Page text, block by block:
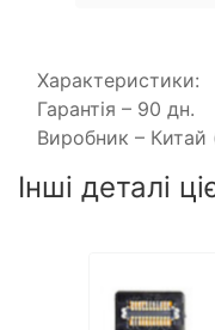
Характеристики:
Гарантія – 90 дн.
Виробник – Китай
Інші деталі